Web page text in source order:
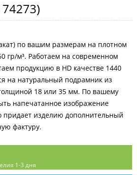
74273)
по вашим размерам на плотном
гр/м³. Работаем на современном
продукцию в HD качестве 1440
на натуральный подрамник из
18 или 35 мм. По вашему
напечатанное изображение
придает изделию дополнительный
фактуру.
1-3 дня